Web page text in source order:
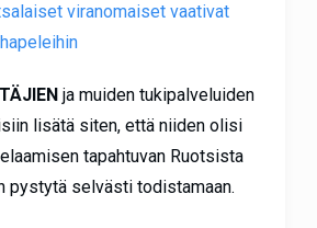
viranomaiset vaativat
ja muiden tukipalveluiden
lisätä siten, että niiden olisi
tapahtuvan Ruotsista
pystytä selvästi todistamaan.